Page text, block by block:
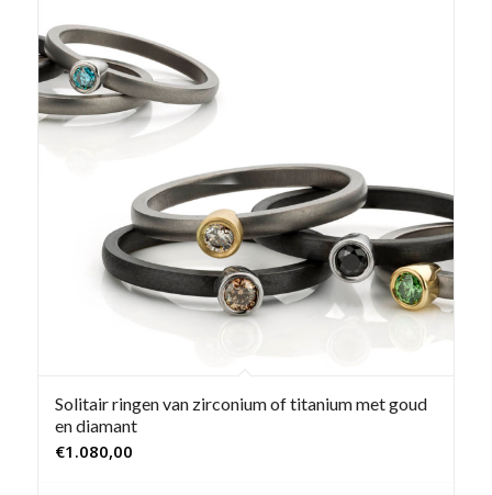
Solitair ringen van zirconium of titanium met goud
en diamant
€1.080,00